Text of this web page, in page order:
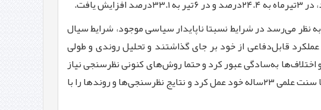
آرای آقای پزشکیان را از ۲۴خرداد تا ۶تیرماه روایت می‌کند.به نظر می‌رسد در شرایط نسبتا ناپایدار سیاسی موجود، شرایط سیال
قابل‌دفاعی از خود بر جای گذاشتند و تحلیل روندی و طولی
اختلاف‌ها به‌سادگی عبور کرد و حتما روش‌های کنونی نظرسنجی نیاز
به بازنگری و اصلاح دارد. در این میان ایسپا همچون دوره‌های قبل به دور از هیجانات سیاسی و رسانه‌ای مطابق با سنت علمی ۲۳ساله خود عمل کرد و نتایج نظرسنجی‌ها و روندها را با